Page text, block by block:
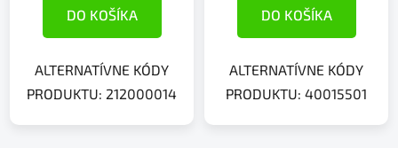
DO KOŠÍKA
ALTERNATÍVNE KÓDY
PRODUKTU: 212000014
DO KOŠÍKA
ALTERNATÍVNE KÓDY
PRODUKTU: 40015501